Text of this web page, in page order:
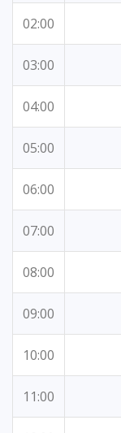
02:00
03:00
04:00
05:00
06:00
07:00
08:00
09:00
10:00
11:00